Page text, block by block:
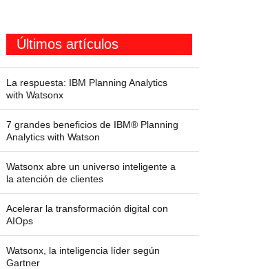
Últimos artículos
La respuesta: IBM Planning Analytics
with Watsonx
7 grandes beneficios de IBM® Planning
Analytics with Watson
Watsonx abre un universo inteligente a
la atención de clientes
Acelerar la transformación digital con
AIOps
Watsonx, la inteligencia líder según
Gartner